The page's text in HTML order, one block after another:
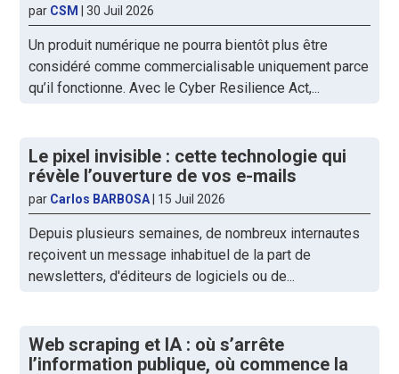
par CSM |30 Juil 2026
Un produit numérique ne pourra bientôt plus être
considéré comme commercialisable uniquement parce
qu’il fonctionne. Avec le Cyber Resilience Act,...
Le pixel invisible : cette technologie qui
révèle l’ouverture de vos e-mails
par Carlos BARBOSA| 15 Juil 2026
Depuis plusieurs semaines, de nombreux internautes
reçoivent un message inhabituel de la part de
newsletters, d'éditeurs de logiciels ou de...
Web scraping et IA : où s’arrête
l’information publique, où commence la